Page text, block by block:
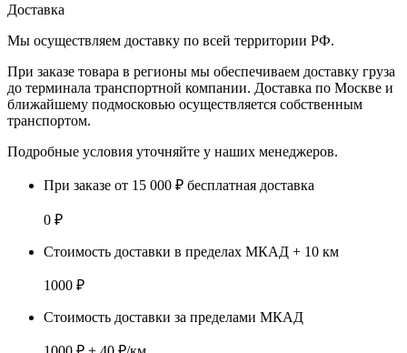
Доставка
Мы осуществляем доставку по всей территории РФ.
При заказе товара в регионы мы обеспечиваем доставку груза
до терминала транспортной компании. Доставка по Москве и
ближайшему подмосковью осуществляется собственным
транспортом.
Подробные условия уточняйте у наших менеджеров.
При заказе от 15 000 ₽ бесплатная доставка
0 ₽
Стоимость доставки в пределах МКАД + 10 км
1000 ₽
Стоимость доставки за пределами МКАД